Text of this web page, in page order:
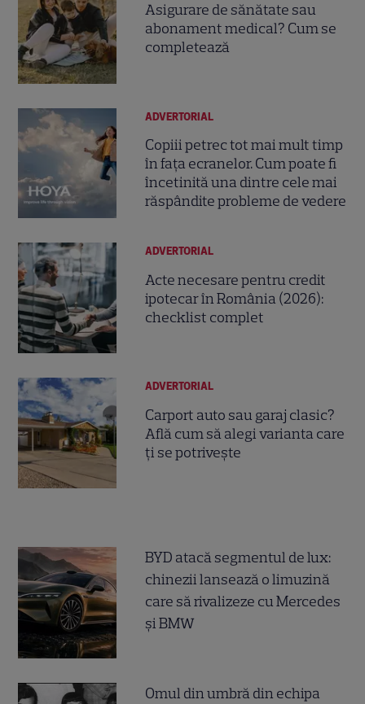
Asigurare de sănătate sau
abonament medical? Cum se
completează
ADVERTORIAL
Copiii petrec tot mai mult timp
în fața ecranelor. Cum poate fi
încetinită una dintre cele mai
răspândite probleme de vedere
ADVERTORIAL
Acte necesare pentru credit
ipotecar în România (2026):
checklist complet
ADVERTORIAL
Carport auto sau garaj clasic?
Află cum să alegi varianta care
ți se potrivește
BYD atacă segmentul de lux:
chinezii lansează o limuzină
care să rivalizeze cu Mercedes
și BMW
Omul din umbră din echipa